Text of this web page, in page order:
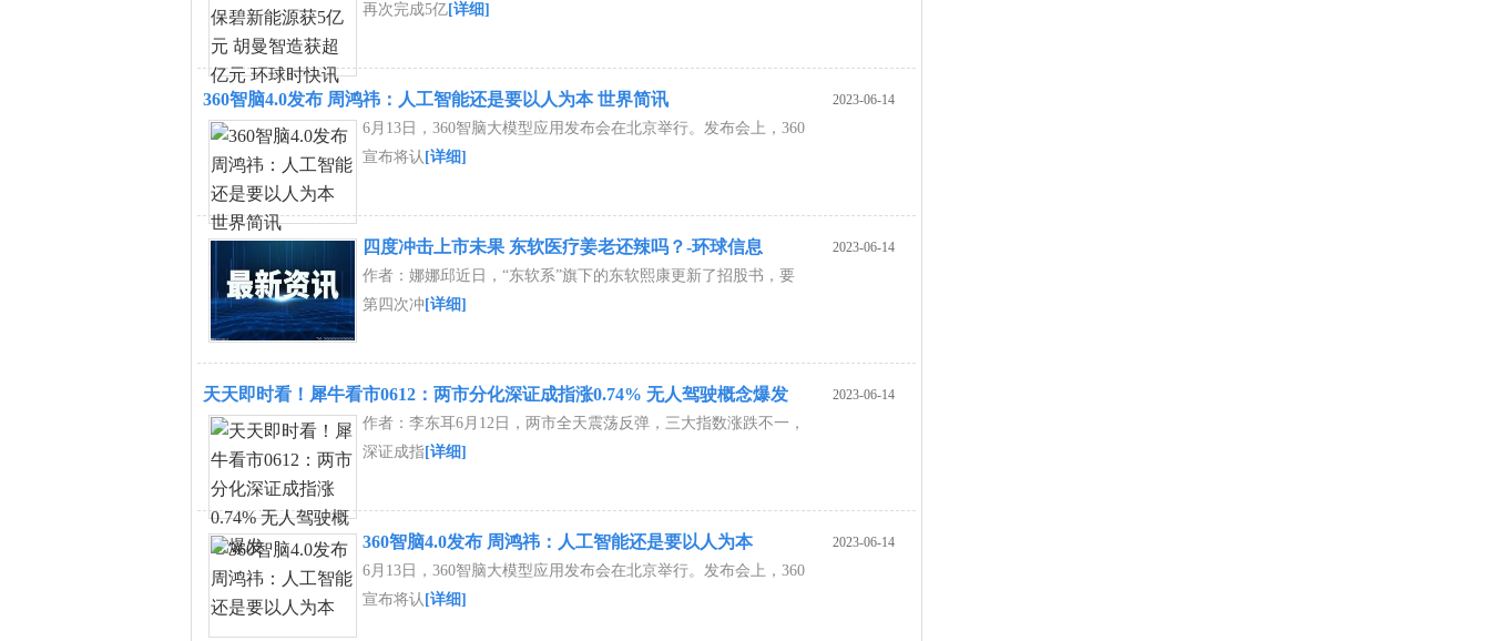
再次完成5亿[详细]
2023-06-14
360智脑4.0发布 周鸿祎：人工智能还是要以人为本 世界简讯
6月13日，360智脑大模型应用发布会在北京举行。发布会上，360
宣布将认 [详细]
2023-06-14
四度冲击上市未果 东软医疗姜老还辣吗？-环球信息
作者：娜娜邱近日，“东软系”旗下的东软熙康更新了招股书，要
第四次冲 [详细]
2023-06-14
天天即时看！犀牛看市0612：两市分化深证成指涨0.74% 无人驾驶概念爆发
作者：李东耳6月12日，两市全天震荡反弹，三大指数涨跌不一，
深证成指 [详细]
2023-06-14
360智脑4.0发布 周鸿祎：人工智能还是要以人为本
6月13日，360智脑大模型应用发布会在北京举行。发布会上，360
宣布将认 [详细]